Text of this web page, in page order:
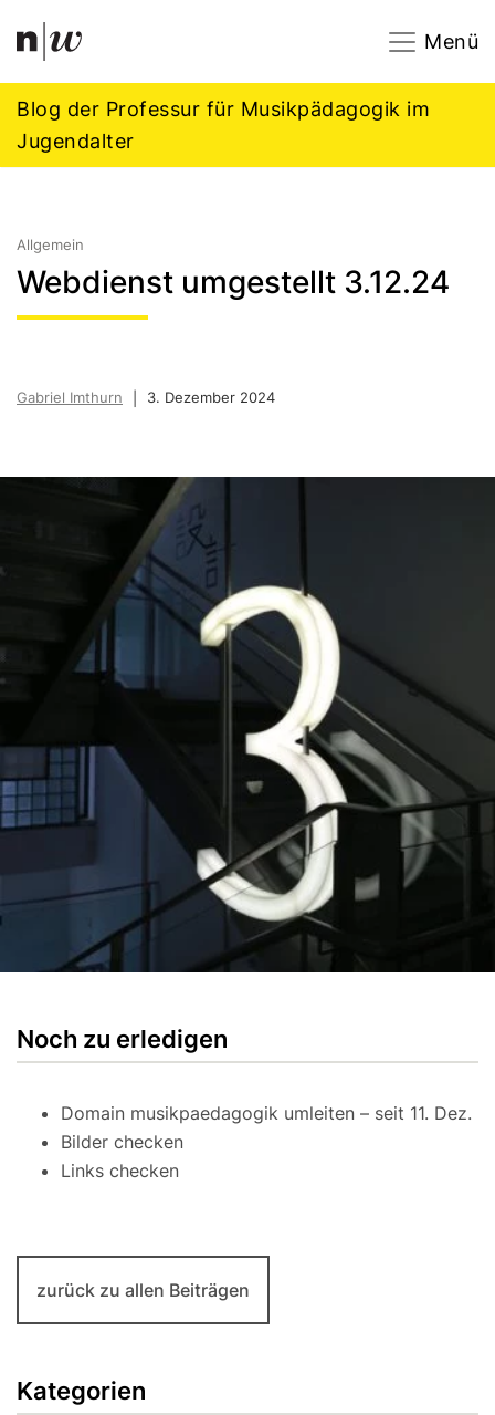
Navigation
Menü
Blog der Professur für Musikpädagogik im
Jugendalter
Allgemein
Webdienst umgestellt 3.12.24
Gabriel Imthurn 3. Dezember 2024
Noch zu erledigen
Domain musikpaedagogik umleiten – seit 11. Dez.
Bilder checken
Links checken
zurück zu allen Beiträgen
Kategorien
Footer